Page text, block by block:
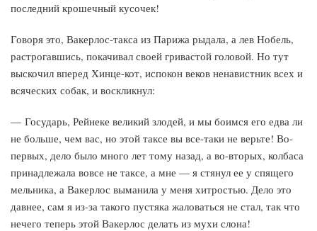
последний крошечный кусочек!
Говоря это, Вакерлос-такса из Парижа рыдала, а лев Нобель,
растрогавшись, покачивал своей гривастой головой. Но тут
выскочил вперед Хинце-кот, испокон веков ненавистник всех и
всяческих собак, и воскликнул:
— Государь, Рейнеке великий злодей, и мы боимся его едва ли
не больше, чем вас, но этой таксе вы все-таки не верьте! Во-
первых, дело было много лет тому назад, а во-вторых, колбаса
принадлежала вовсе не таксе, а мне — я стянул ее у спящего
мельника, а Вакерлос выманила у меня хитростью. Дело это
давнее, сам я из-за такого пустяка жаловаться не стал, так что
нечего теперь этой Вакерлос делать из мухи слона!